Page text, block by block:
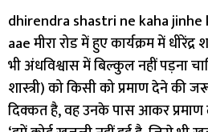
dhirendra shastri ne kaha jinhe
aae मीरा रोड में हुए कार्यक्रम में
भी अंधविश्वास में बिल्कुल नहीं पड़ना
शास्त्री) को किसी को प्रमाण देने की
दिक्कत है, वह उनके पास आकर प्रमाण